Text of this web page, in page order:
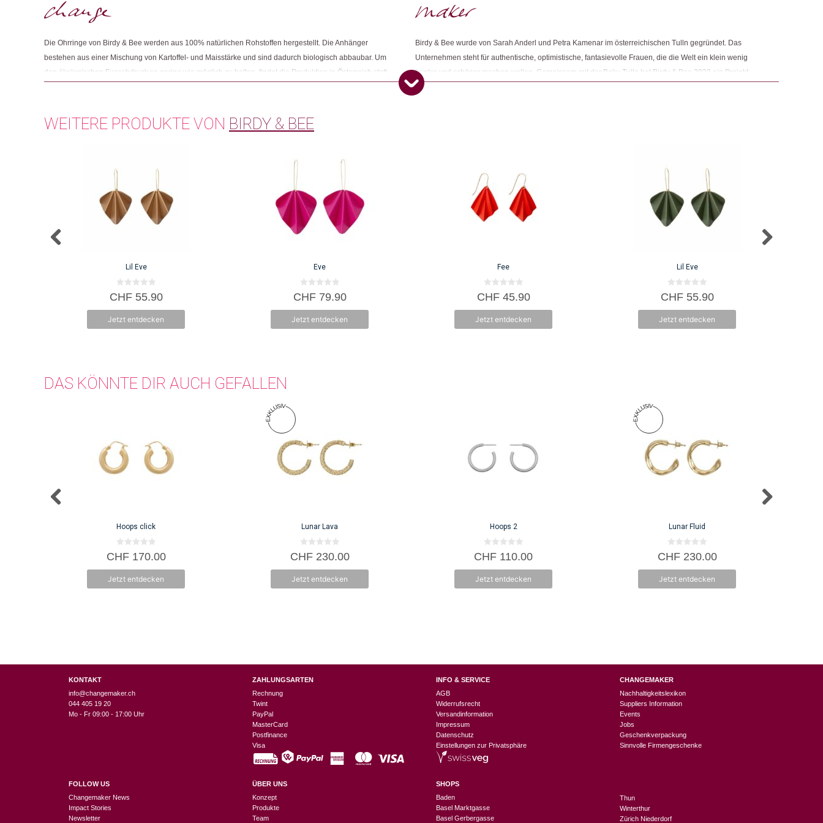
Dieses Produkt weiterempfehlen:
Die Ohrringe von Birdy & Bee werden aus 100% natürlichen Rohstoffen hergestellt. Die Anhänger
bestehen aus einer Mischung von Kartoffel- und Maisstärke und sind dadurch biologisch abbaubar. Um
den ökologischen Fussabdruck so gering wie möglich zu halten, findet die Produktion in Österreich statt.
Birdy & Bee wurde von Sarah Anderl und Petra Kamenar im österreichischen Tulln gegründet. Das
Unternehmen steht für authentische, optimistische, fantasievolle Frauen, die die Welt ein klein wenig
bunter und schöner machen wollen. Gemeinsam mit der Boku Tulln hat Birdy & Bee 2022 ein Projekt
gestartet zur "Erforschung nachhaltigen Materials für Schmuckherstellung". Nach 18 Monaten konnten
WEITERE PRODUKTE VON BIRDY & BEE
Lil Eve
0
v
5
CHF55.90
Jetzt entdecken
Eve
0
v
5
CHF79.90
Jetzt entdecken
Fee
0
v
5
CHF45.90
Jetzt entdecken
Lil Eve
0
v
5
CHF55.90
Jetzt entdecken
DAS KÖNNTE DIR AUCH GEFALLEN
Hoops click
0
v
5
CHF170.00
Jetzt entdecken
Lunar Lava
0
v
5
CHF230.00
Jetzt entdecken
Hoops 2
0
v
5
CHF 110.00
Jetzt entdecken
Lunar Fluid
0
v
5
CHF230.00
Jetzt entdecken
KONTAKT
info@changemaker.ch
044 405 19 20
Mo - Fr 09:00 - 17:00 Uhr
FOLLOW US
Changemaker News
Impact Stories
Newsletter
ZAHLUNGSARTEN
Rechnung
Twint
PayPal
MasterCard
Postfinance
Visa
ÜBER UNS
Konzept
Produkte
Team
INFO & SERVICE
AGB
Widerrufsrecht
Versandinformation
Impressum
Datenschutz
Einstellungen zur Privatsphäre
SHOPS
Baden
Basel Marktgasse
Basel Gerbergasse
CHANGEMAKER
Nachhaltigkeitslexikon
Suppliers Information
Events
Jobs
Geschenkverpackung
Sinnvolle Firmengeschenke
Thun
Winterthur
Zürich Niederdorf